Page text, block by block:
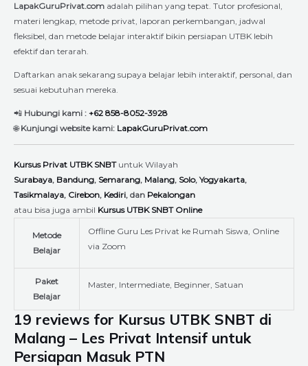
LapakGuruPrivat.com adalah pilihan yang tepat. Tutor profesional,
materi lengkap, metode privat, laporan perkembangan, jadwal
fleksibel, dan metode belajar interaktif bikin persiapan UTBK lebih
efektif dan terarah.
Daftarkan anak sekarang supaya belajar lebih interaktif, personal, dan
sesuai kebutuhan mereka.
📲 Hubungi kami : +62 858-8052-3928
🌐Kunjungi website kami: LapakGuruPrivat.com
Kursus Privat UTBK SNBTuntuk Wilayah
Surabaya, Bandung, Semarang, Malang, Solo,Yogyakarta,
Tasikmalaya, Cirebon, Kediri, dan Pekalongan
atau bisa juga ambil Kursus UTBK SNBT Online
Metode
Belajar
Offline Guru Les Privat ke Rumah Siswa, Online
via Zoom
Paket
Belajar
Master, Intermediate, Beginner, Satuan
19 reviews for Kursus UTBK SNBT di
Malang – Les Privat Intensif untuk
Persiapan Masuk PTN